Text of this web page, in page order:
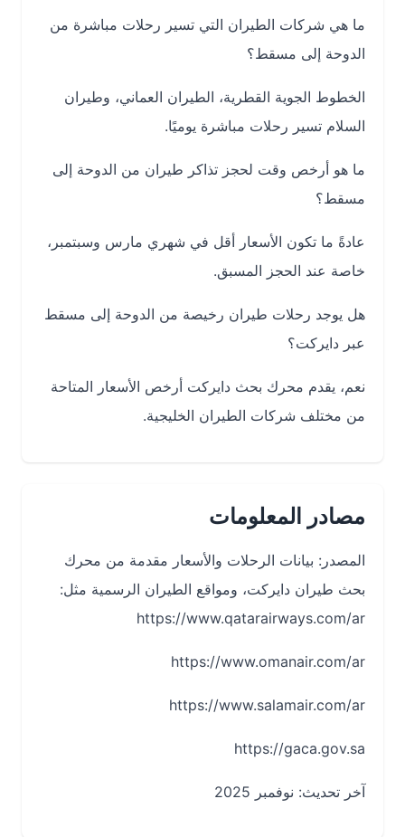
ما هي شركات الطيران التي تسير رحلات مباشرة من
الدوحة إلى مسقط؟
الخطوط الجوية القطرية، الطيران العماني، وطيران
السلام تسير رحلات مباشرة يوميًا.
ما هو أرخص وقت لحجز تذاكر طيران من الدوحة إلى
مسقط؟
عادةً ما تكون الأسعار أقل في شهري مارس وسبتمبر،
خاصة عند الحجز المسبق.
هل يوجد رحلات طيران رخيصة من الدوحة إلى مسقط
عبر دايركت؟
نعم، يقدم محرك بحث دايركت أرخص الأسعار المتاحة
من مختلف شركات الطيران الخليجية.
مصادر المعلومات
المصدر: بيانات الرحلات والأسعار مقدمة من محرك
بحث طيران دايركت، ومواقع الطيران الرسمية مثل:
https://www.qatarairways.com/ar
https://www.omanair.com/ar
https://www.salamair.com/ar
https://gaca.gov.sa
آخر تحديث: نوفمبر 2025